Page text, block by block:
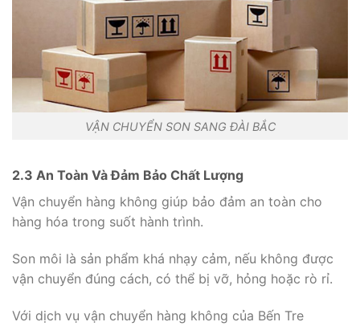
VẬN CHUYỂN SON SANG ĐÀI BẮC
2.3 An Toàn Và Đảm Bảo Chất Lượng
Vận chuyển hàng không giúp bảo đảm an toàn cho
hàng hóa trong suốt hành trình.
Son môi là sản phẩm khá nhạy cảm, nếu không được
vận chuyển đúng cách, có thể bị vỡ, hỏng hoặc rò rỉ.
Với dịch vụ vận chuyển hàng không của Bến Tre